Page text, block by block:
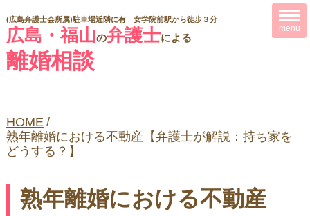
広島・福山の弁護士による
離婚相談
(広島弁護士会所属)駐車場近隣に有 女学院前駅から徒歩３分
menu
HOME /
熟年離婚における不動産【弁護士が解説：持ち家を
どうする？】
熟年離婚における不動産